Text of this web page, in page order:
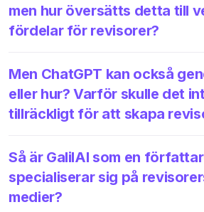
men hur översätts detta till
fördelar för revisorer?
Men ChatGPT kan också
eller hur? Varför skulle det
tillräckligt för att skapa
Så är GalilAI som en
specialiserar sig på
medier?